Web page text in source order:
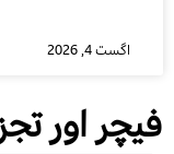
اگست 4, 2026
فیچر اور